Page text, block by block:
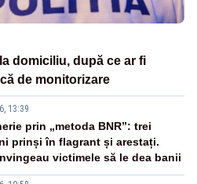
domiciliu, după ce ar fi
de monitorizare
13:39
prin „metoda BNR”: trei
prinși în flagrant și arestați.
victimele să le dea banii